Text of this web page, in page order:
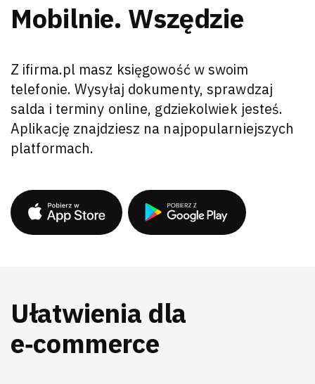
Mobilnie. Wszędzie
Z ifirma.pl masz księgowość w swoim
telefonie. Wysyłaj dokumenty, sprawdzaj
salda i terminy online, gdziekolwiek jesteś.
Aplikację znajdziesz na najpopularniejszych
platformach.
Ułatwienia dla
e‑commerce